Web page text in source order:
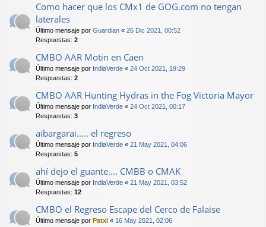
Como hacer que los CMx1 de GOG.com no tengan
laterales
Último mensaje por Guardian « 26 Dic 2021, 00:52
Respuestas: 2
CMBO AAR Motin en Caen
Último mensaje por IndiaVerde « 24 Oct 2021, 19:29
Respuestas: 2
CMBO AAR Hunting Hydras in the Fog Victoria Mayor
Último mensaje por IndiaVerde « 24 Oct 2021, 00:17
Respuestas: 3
aibargarai..... el regreso
Último mensaje por IndiaVerde « 21 May 2021, 04:06
Respuestas: 5
ahí dejo el guante.... CMBB o CMAK
Último mensaje por IndiaVerde « 21 May 2021, 03:52
Respuestas: 12
CMBO el Regreso Escape del Cerco de Falaise
Último mensaje por Patxi « 16 May 2021, 02:06